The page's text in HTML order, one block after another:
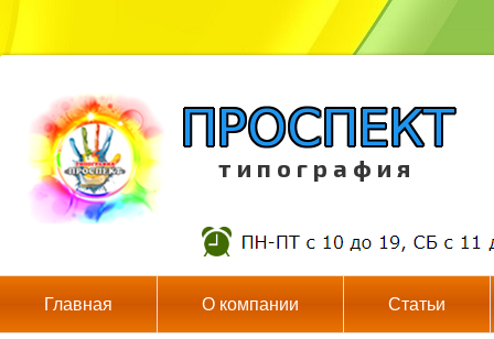
т и п о г р а ф и я
Главная О компании Статьи